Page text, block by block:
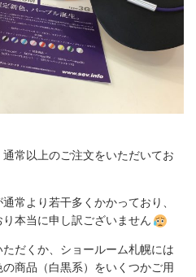
常以上のご注文をいただいてお
常より若干多くかかっており、
本当に申し訳ございません
だくか、ショールーム札幌には
商品（白黒系）をいくつかご用